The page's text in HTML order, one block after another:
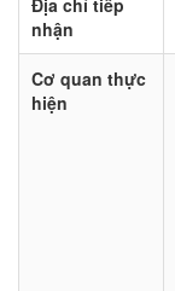
Địa chỉ tiếp
nhận
Cơ quan thực
hiện